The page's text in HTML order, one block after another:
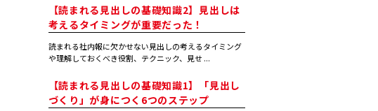
【読まれる見出しの基礎知識2】見出しは
考えるタイミングが重要だった！
読まれる社内報に欠かせない見出しの考えるタイミング
や理解しておくべき役割、テクニック、見せ ...
【読まれる見出しの基礎知識1】「見出し
づくり」が身につく6つのステップ